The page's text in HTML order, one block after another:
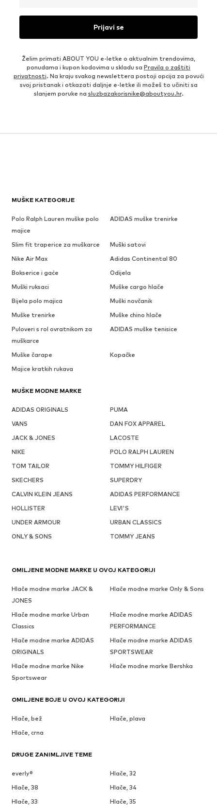
Prijavi se
Želim primati ABOUT YOU e-letke o aktualnim trendovima,
ponudama i kupon kodovima u skladu sa Pravila o zaštiti
privatnosti. Na kraju svakog newslettera postoji opcija za povući
svoj pristanak i otkazati daljnje e-letke ili možeš to učiniti sa
slanjem poruke na sluzbazakorisnike@aboutyou.hr.
MUŠKE KATEGORIJE
Polo Ralph Lauren muške polo
majice
ADIDAS muške trenirke
Slim fit traperice za muškarce
Muški satovi
Nike Air Max
Adidas Continental 80
Bokserice i gaće
Odijela
Muški ruksaci
Muške cargo hlače
Bijela polo majica
Muški novčanik
Muške trenirke
Muške chino hlače
Puloveri s rol ovratnikom za
muškarce
ADIDAS muške tenisice
Muške čarape
Kopačke
Majice kratkih rukava
MUŠKE MODNE MARKE
ADIDAS ORIGINALS
PUMA
VANS
DAN FOX APPAREL
JACK & JONES
LACOSTE
NIKE
POLO RALPH LAUREN
TOM TAILOR
TOMMY HILFIGER
SKECHERS
SUPERDRY
CALVIN KLEIN JEANS
ADIDAS PERFORMANCE
HOLLISTER
LEVI'S
UNDER ARMOUR
URBAN CLASSICS
ONLY & SONS
TOMMY JEANS
OMILJENE MODNE MARKE U OVOJ KATEGORIJI
Hlače modne marke JACK &
JONES
Hlače modne marke Only & Sons
Hlače modne marke Urban
Classics
Hlače modne marke ADIDAS
PERFORMANCE
Hlače modne marke ADIDAS
ORIGINALS
Hlače modne marke ADIDAS
SPORTSWEAR
Hlače modne marke Nike
Sportswear
Hlače modne marke Bershka
OMILJENE BOJE U OVOJ KATEGORIJI
Hlače, bež
Hlače, plava
Hlače, crna
DRUGE ZANIMLJIVE TEME
everly®
Hlače, 32
Hlače, 38
Hlače, 34
Hlače, 33
Hlače, 35